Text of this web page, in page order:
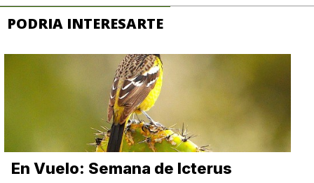
PODRIA INTERESARTE
En Vuelo: Semana de Icterus